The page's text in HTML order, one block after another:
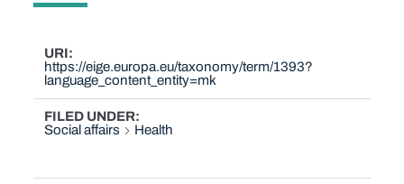
URI
https://eige.europa.eu/taxonomy/term/1393?
language_content_entity=mk
FILED UNDER
Social affairs
Health